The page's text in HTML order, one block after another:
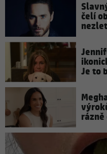
čelí
Je to